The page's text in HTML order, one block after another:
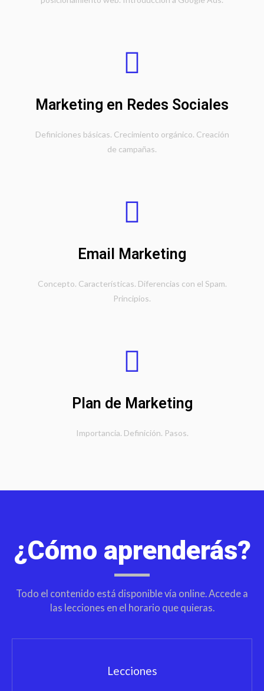
Marketing en Redes Sociales
Definiciones básicas. Crecimiento orgánico. Creación
de campañas.
Email Marketing
Concepto. Características. Diferencias con el Spam.
Principios.
Plan de Marketing
Importancia. Definición. Pasos.
¿Cómo aprenderás?
Todo el contenido está disponible vía online. Accede a
las lecciones en el horario que quieras.
Lecciones